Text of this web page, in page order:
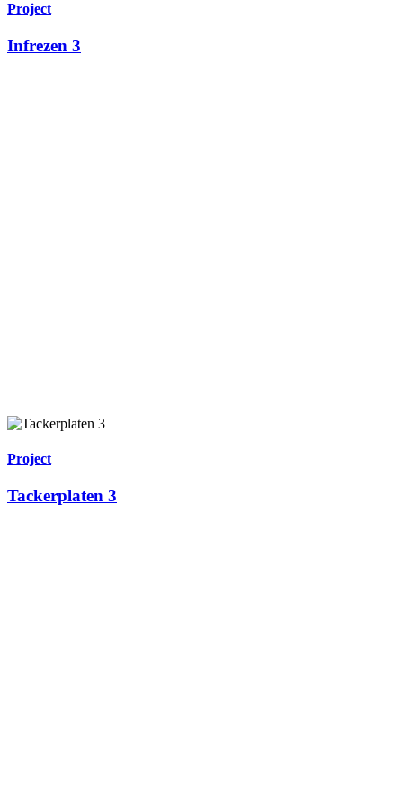
Project
Infrezen 3
Project
Tackerplaten 3